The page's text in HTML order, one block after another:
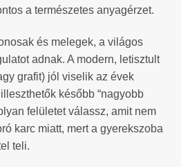
a természetes anyagérzet.
és melegek, a világos
adnak. A modern, letisztult
grafit) jól viselik az évek
később “nagyobb
felületet válassz, amit nem
karc miatt, mert a gyerekszoba
teli.